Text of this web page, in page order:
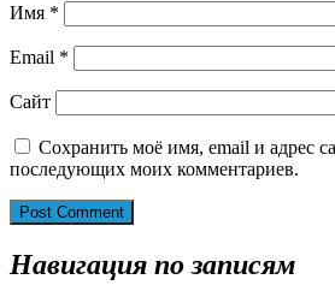
Имя *
Email *
Сайт
Сохранить моё имя, email и адрес
последующих моих комментариев.
Навигация по записям